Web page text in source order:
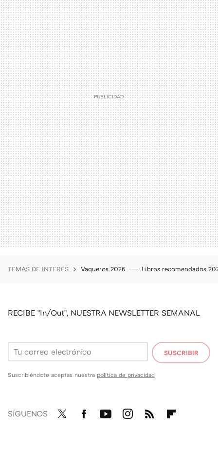
TEMAS DE INTERÉS Vaqueros 2026 Libros recomendados
RECIBE "In/Out", NUESTRA NEWSLETTER SEMANAL
SUSCRIBIR
Suscribiéndote aceptas nuestra política de privacidad
SÍGUENOS